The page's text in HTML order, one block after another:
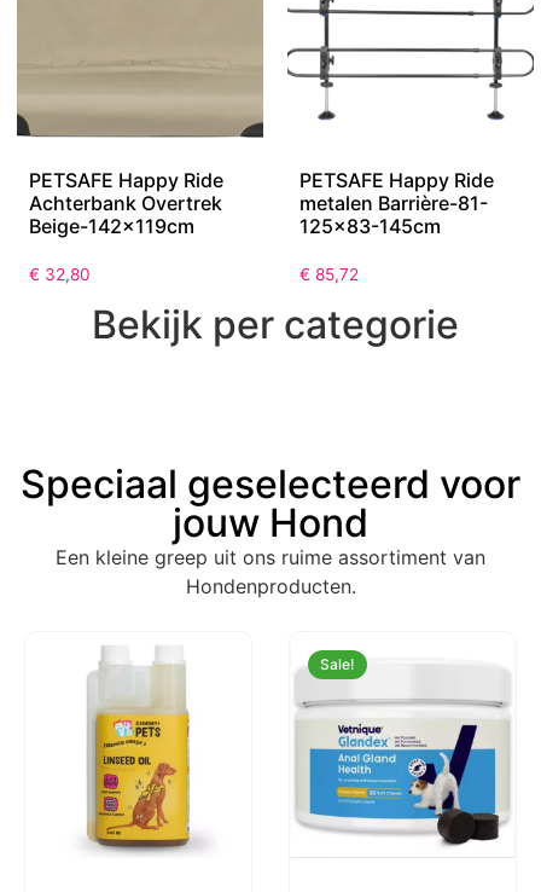
PETSAFE Happy Ride
Achterbank Overtrek
Beige-142x119cm
€ 32,80
PETSAFE Happy Ride
metalen Barrière-81-
125×83-145cm
€ 85,72
Bekijk per categorie
Speciaal geselecteerd voor
jouw Hond
Een kleine greep uit ons ruime assortiment van
Hondenproducten.
Sale!